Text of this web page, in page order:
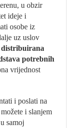
u obzir
ideje i
osobe iz
uz uslov
distribuirana
potrebnih
vrijednost
i poslati na
i slanjem
samoj